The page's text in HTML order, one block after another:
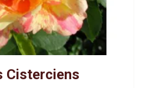
Cisterciens